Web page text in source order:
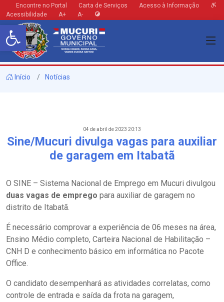
Barra de Ferramentas Aberta
Encontre no Portal Carta de Serviços
Acesso à Informação
Acessibilidade
A+ A-
Início Notícias
04 de abril de 2023 20:13
Sine/Mucuri divulga vagas para auxiliar
de garagem em Itabatã
O SINE – Sistema Nacional de Emprego em Mucuri divulgou
duas vagas de emprego para auxiliar de garagem no
distrito de Itabatã.
É necessário comprovar a experiência de 06 meses na área,
Ensino Médio completo, Carteira Nacional de Habilitação –
CNH D e conhecimento básico em informática no Pacote
Office.
O candidato desempenhará as atividades correlatas, como
controle de entrada e saída da frota na garagem,